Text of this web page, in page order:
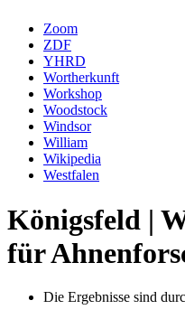
Zoom
ZDF
YHRD
Wortherkunft
Workshop
Woodstock
Windsor
William
Wikipedia
Westfalen
Königsfeld |
für
Die Ergebnisse sind